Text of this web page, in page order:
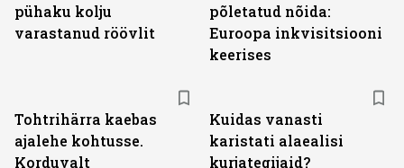
pühaku kolju
varastanud röövlit
põletatud nõida:
Euroopa inkvisitsiooni
keerises
Tohtrihärra kaebas
ajalehe kohtusse.
Korduvalt
Kuidas vanasti
karistati alaealisi
kurjategijaid?